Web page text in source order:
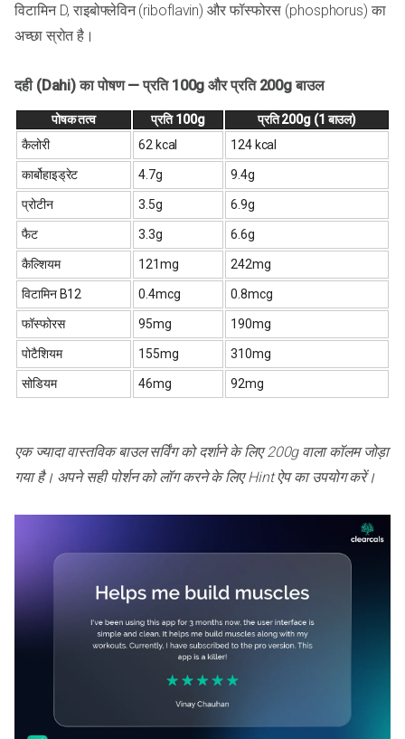
विटामिन D, राइबोफ्लेविन (riboflavin) और फॉस्फोरस (phosphorus) का
अच्छा स्रोत है।
दही (Dahi) का पोषण — प्रति 100g और प्रति 200g बाउल
पोषक तत्व प्रति 100g
प्रति 200g (1 बाउल)
कैलोरी
62 kcal 124 kcal
कार्बोहाइड्रेट 4.7g 9.4g
प्रोटीन 3.5g 6.9g
फैट 3.3g 6.6g
कैल्शियम 121mg 242mg
विटामिन B12 0.4mcg 0.8mcg
फॉस्फोरस 95mg 190mg
पोटैशियम 155mg 310mg
सोडियम 46mg 92mg
एक ज्यादा वास्तविक बाउल सर्विंग को दर्शाने के लिए 200g वाला कॉलम जोड़ा
गया है। अपने सही पोर्शन को लॉग करने के लिए Hint ऐप का उपयोग करें।